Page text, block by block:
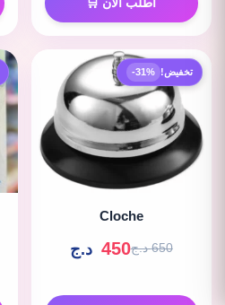
تخفيض! -31%
Cloche
650 د.ج 450 د.ج